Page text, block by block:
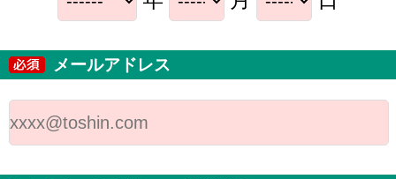
メールアドレス